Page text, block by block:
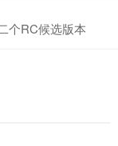
个RC候选版本